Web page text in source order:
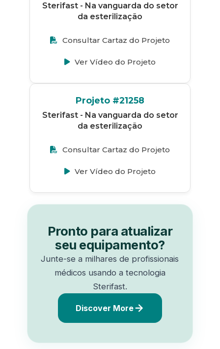
Sterifast - Na vanguarda do setor
da esterilização
Consultar Cartaz do Projeto
Ver Vídeo do Projeto
Projeto #21258
Sterifast - Na vanguarda do setor
da esterilização
Consultar Cartaz do Projeto
Ver Vídeo do Projeto
Pronto para atualizar
seu equipamento?
Junte-se a milhares de profissionais
médicos usando a tecnologia
Sterifast.
Discover More